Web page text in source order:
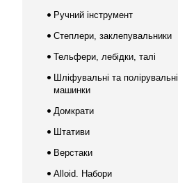
Ручний інструмент
Степлери, заклепувальники
Тельфери, лебідки, талі
Шліфувальні та полірувальні
машинки
Домкрати
Штативи
Верстаки
Alloid. Набори